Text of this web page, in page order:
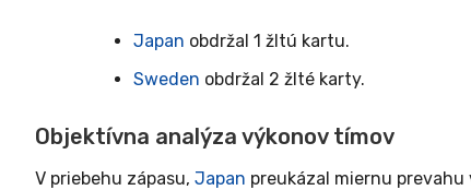
Japan obdržal 1 žltú kartu.
Sweden obdržal 2 žlté karty.
Objektívna analýza výkonov tímov
V priebehu zápasu, Japan preukázal miernu prevahu